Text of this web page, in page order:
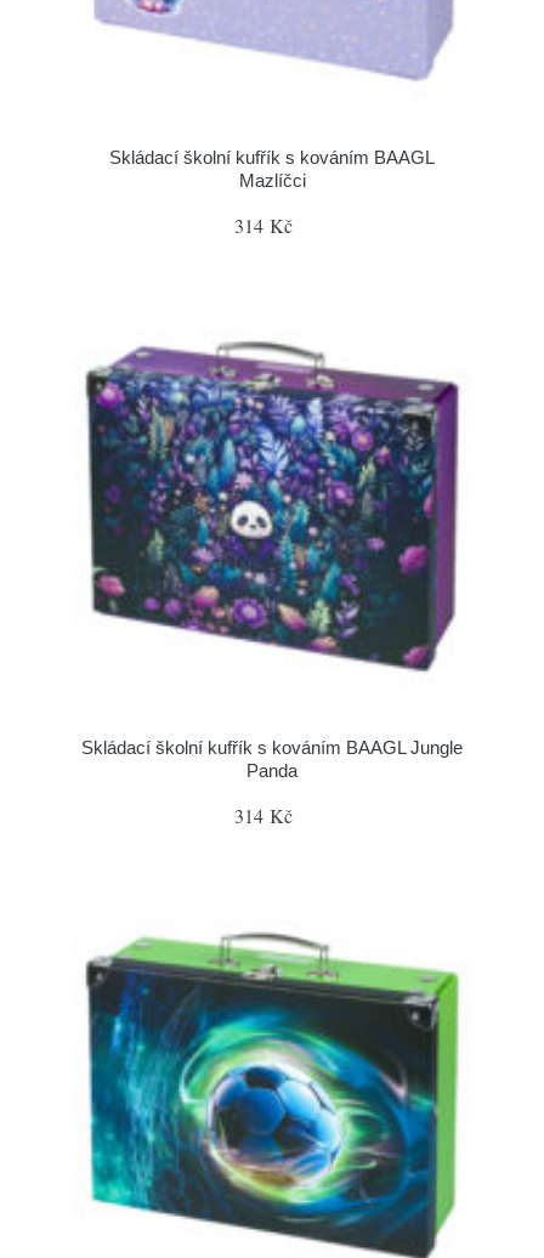
Skládací školní kufřík s kováním BAAGL
Mazlíčci
314 Kč
Skládací školní kufřík s kováním BAAGL Jungle
Panda
314 Kč